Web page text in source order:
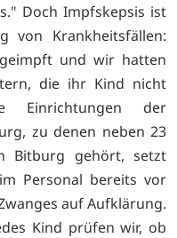
Doch Impfskepsis ist
von Krankheitsfällen:
und wir hatten
die ihr Kind nicht
Einrichtungen der
zu denen neben 23
Bitburg gehört, setzt
Personal bereits vor
auf Aufklärung.
Kind prüfen wir, ob